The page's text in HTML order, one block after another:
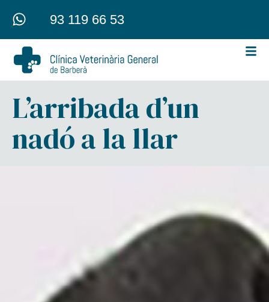
93 119 66 53
L’arribada d’un
nadó a la llar